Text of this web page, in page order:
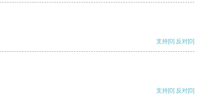
支持[0] 反对[0]
支持[0] 反对[0]